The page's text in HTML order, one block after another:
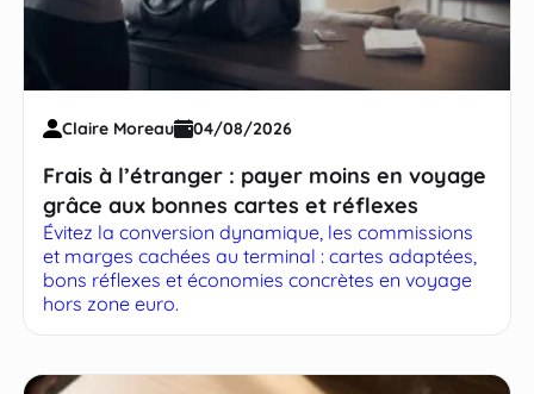
Claire Moreau 04/08/2026
Frais à l’étranger : payer moins en voyage
grâce aux bonnes cartes et réflexes
Évitez la conversion dynamique, les commissions
et marges cachées au terminal : cartes adaptées,
bons réflexes et économies concrètes en voyage
hors zone euro.